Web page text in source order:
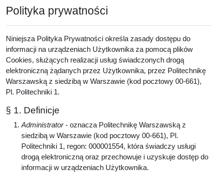
Polityka prywatności
Niniejsza Polityka Prywatności określa zasady dostępu do
informacji na urządzeniach Użytkownika za pomocą plików
Cookies, służących realizacji usług świadczonych drogą
elektroniczną żądanych przez Użytkownika, przez Politechnikę
Warszawską z siedzibą w Warszawie (kod pocztowy 00-661),
Pl. Politechniki 1.
§ 1. Definicje
Administrator- oznacza Politechnikę Warszawską z
siedzibą w Warszawie (kod pocztowy 00-661), Pl.
Politechniki 1, regon: 000001554, która świadczy usługi
drogą elektroniczną oraz przechowuje i uzyskuje dostęp do
informacji w urządzeniach Użytkownika.